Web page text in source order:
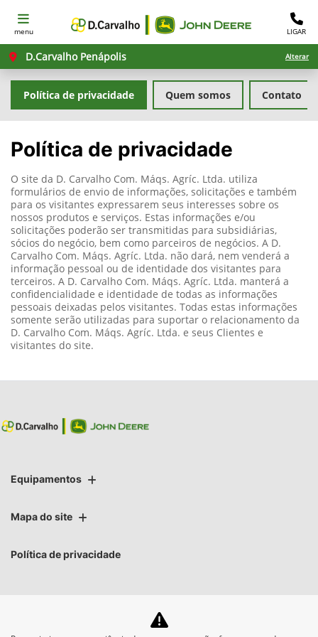
menu LIGAR
D.Carvalho Penápolis Alterar
Quem somos Contato
Política de privacidade
Política de privacidade
O site da D. Carvalho Com. Máqs. Agríc. Ltda. utiliza
formulários de envio de informações, solicitações e também
para os visitantes expressarem seus interesses sobre os
nossos produtos e serviços. Estas informações e/ou
solicitações poderão ser transmitidas para subsidiárias,
sócios do negócio, bem como parceiros de negócios. A D.
Carvalho Com. Máqs. Agríc. Ltda. não dará, nem venderá a
informação pessoal ou de identidade dos visitantes para
terceiros. A D. Carvalho Com. Máqs. Agríc. Ltda. manterá a
confidencialidade e identidade de todas as informações
pessoais deixadas pelos visitantes. Todas estas informações
somente serão utilizadas para suportar o relacionamento da
D. Carvalho Com. Máqs. Agríc. Ltda. e seus Clientes e
visitantes do site.
Equipamentos
Mapa do site
Política de privacidade